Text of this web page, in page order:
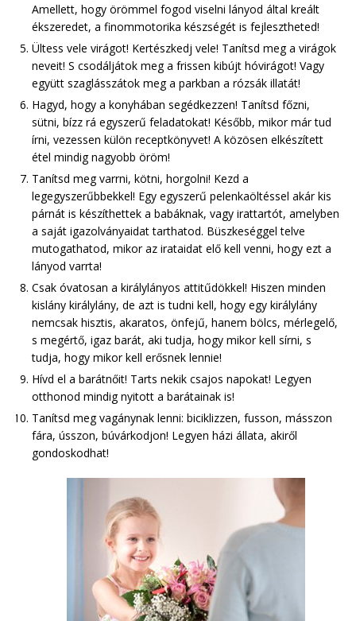
Amellett, hogy örömmel fogod viselni lányod által kreált
ékszeredet, a finommotorika készségét is fejlesztheted!
Ültess vele virágot! Kertészkedj vele! Tanítsd meg a virágok
neveit! S csodáljátok meg a frissen kibújt hóvirágot! Vagy
együtt szaglásszátok meg a parkban a rózsák illatát!
Hagyd, hogy a konyhában segédkezzen! Tanítsd főzni,
sütni, bízz rá egyszerű feladatokat! Később, mikor már tud
írni, vezessen külön receptkönyvet! A közösen elkészített
étel mindig nagyobb öröm!
Tanítsd meg varrni, kötni, horgolni! Kezd a
legegyszerűbbekkel! Egy egyszerű pelenkaöltéssel akár kis
párnát is készíthettek a babáknak, vagy irattartót, amelyben
a saját igazolványaidat tarthatod. Büszkeséggel telve
mutogathatod, mikor az irataidat elő kell venni, hogy ezt a
lányod varrta!
Csak óvatosan a királylányos attitűdökkel! Hiszen minden
kislány királylány, de azt is tudni kell, hogy egy királylány
nemcsak hisztis, akaratos, önfejű, hanem bölcs, mérlegelő,
s megértő, igaz barát, aki tudja, hogy mikor kell sírni, s
tudja, hogy mikor kell erősnek lennie!
Hívd el a barátnőit! Tarts nekik csajos napokat! Legyen
otthonod mindig nyitott a barátainak is!
Tanítsd meg vagánynak lenni: biciklizzen, fusson, másszon
fára, ússzon, búvárkodjon! Legyen házi állata, akiről
gondoskodhat!